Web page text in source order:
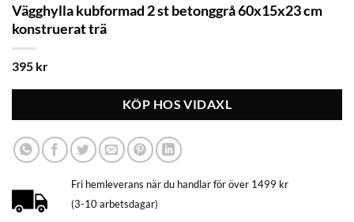
Vägghylla kubformad 2 st betonggrå 60x15x23 cm
konstruerat trä
395 kr
KÖP HOS VIDAXL
Fri hemleverans när du handlar för över 1499 kr
(3-10 arbetsdagar)